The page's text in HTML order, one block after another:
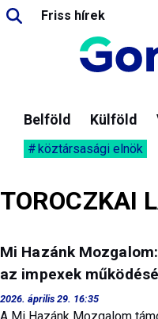
Friss hírek
Belföld Külföld
köztársasági elnök
TOROCZKAI
Mi Hazánk
az impexek
2026. április 29. 16:35